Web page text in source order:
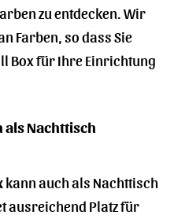
zu entdecken. Wir
Farben, so dass Sie
Box für Ihre Einrichtung
als Nachttisch
kann auch als Nachttisch
ausreichend Platz für